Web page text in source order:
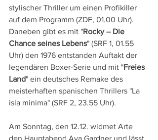
stylischer Thriller um einen Profikiller
auf dem Programm (ZDF, 01.00 Uhr).
Daneben gibt es mit "Rocky – Die
Chance seines Lebens" (SRF 1, 01.55
Uhr) den 1976 entstanden Auftakt der
legendären Boxer-Serie und mit "Freies
Land" ein deutsches Remake des
meisterhaften spanischen Thrillers "La
isla minima" (SRF 2, 23.55 Uhr).
Am Sonntag, den 12.12. widmet Arte
den Hauptabend Ava Gardner und lässt